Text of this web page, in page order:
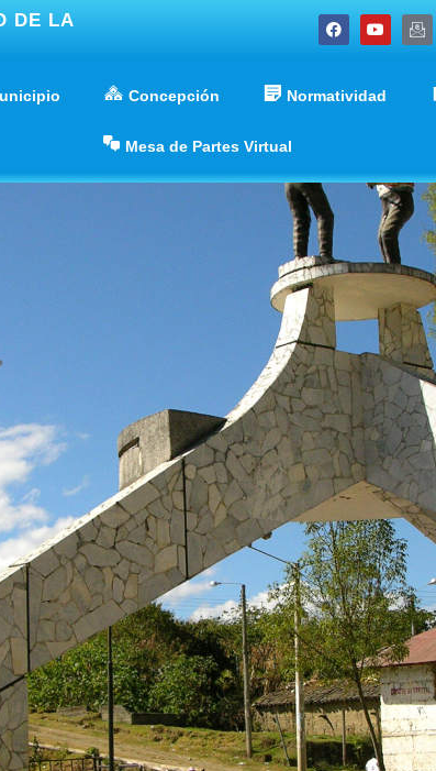
DE LA
Concepción Normatividad
Mesa de Partes Virtual